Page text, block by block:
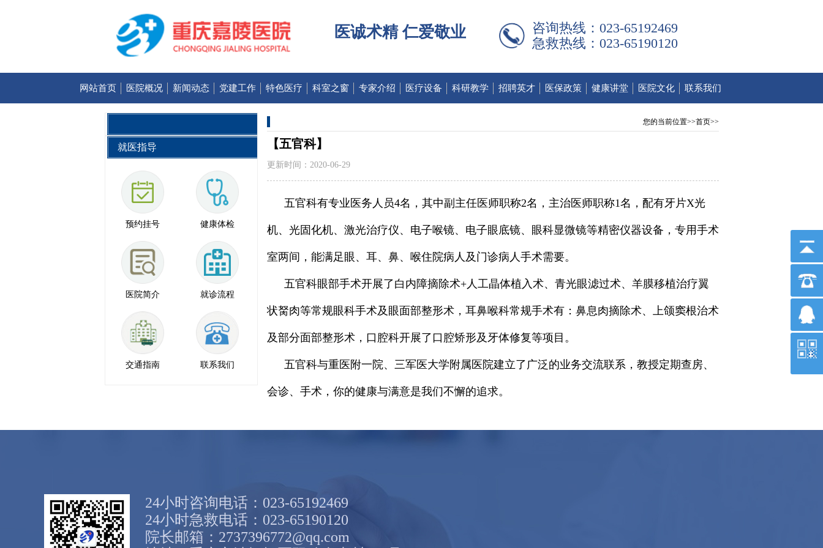
医诚术精 仁爱敬业
咨询热线：023-65192469
急救热线：023-65190120
网站首页 医院概况 新闻动态 党建工作 特色医疗 科室之窗 专家介绍 医疗设备 科研教学 招聘英才 医保政策 健康讲堂 医院文化 联系我们
就医指导
预约挂号 健康体检
医院简介 就诊流程
交通指南 联系我们
您的当前位置>>首页>>
【五官科】
更新时间：2020-06-29
五官科有专业医务人员4名，其中副主任医师职称2名，主治医师职称1名，配有牙片X光
机、光固化机、激光治疗仪、电子喉镜、电子眼底镜、眼科显微镜等精密仪器设备，专用手术
室两间，能满足眼、耳、鼻、喉住院病人及门诊病人手术需要。
五官科眼部手术开展了白内障摘除术+人工晶体植入术、青光眼滤过术、羊膜移植治疗翼
状胬肉等常规眼科手术及眼面部整形术，耳鼻喉科常规手术有：鼻息肉摘除术、上颌窦根治术
及部分面部整形术，口腔科开展了口腔矫形及牙体修复等项目。
五官科与重医附一院、三军医大学附属医院建立了广泛的业务交流联系，教授定期查房、
会诊、手术，你的健康与满意是我们不懈的追求。
24小时咨询电话：023-65192469
24小时急救电话：023-65190120
院长邮箱：2737396772@qq.com